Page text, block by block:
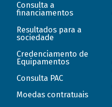
Consulta a
financiamentos
Resultados para a
sociedade
Credenciamento de
Equipamentos
Consulta PAC
Moedas contratuais